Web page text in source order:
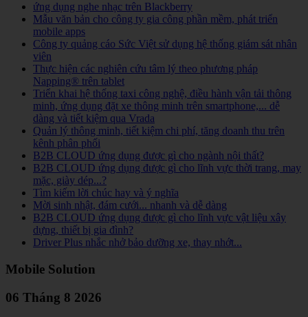
ứng dụng nghe nhạc trên Blackberry
Mẫu văn bản cho công ty gia công phần mềm, phát triển
mobile apps
Công ty quảng cáo Sức Việt sử dụng hệ thống giám sát nhân
viên
Thực hiện các nghiên cứu tâm lý theo phương pháp
Napping® trên tablet
Triển khai hệ thống taxi công nghệ, điều hành vận tải thông
minh, ứng dụng đặt xe thông minh trên smartphone,... dễ
dàng và tiết kiệm qua Vrada
Quản lý thông minh, tiết kiệm chi phí, tăng doanh thu trên
kênh phân phối
B2B CLOUD ứng dụng được gì cho ngành nội thất?
B2B CLOUD ứng dụng được gì cho lĩnh vực thời trang, may
mặc, giày dép...?
Tìm kiếm lời chúc hay và ý nghĩa
Mời sinh nhật, đám cưới... nhanh và dễ dàng
B2B CLOUD ứng dụng được gì cho lĩnh vực vật liệu xây
dựng, thiết bị gia đình?
Driver Plus nhắc nhở bảo dưỡng xe, thay nhớt...
Mobile Solution
06 Tháng 8 2026